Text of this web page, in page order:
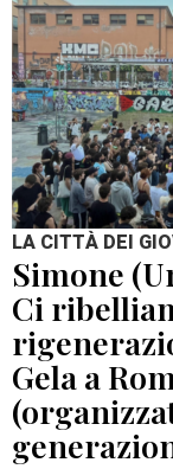
LA CITTÀ DEI
Simone
Ci
Gela a